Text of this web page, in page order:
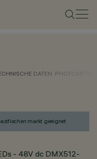
DATEN
markt geeignet
- 48V dc DMX512-